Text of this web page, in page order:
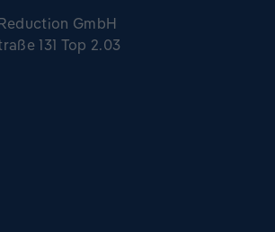
GmbH
131 Top 2.03